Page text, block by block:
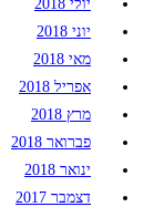
יולי 2018
יוני 2018
מאי 2018
אפריל 2018
מרץ 2018
פברואר 2018
ינואר 2018
דצמבר 2017